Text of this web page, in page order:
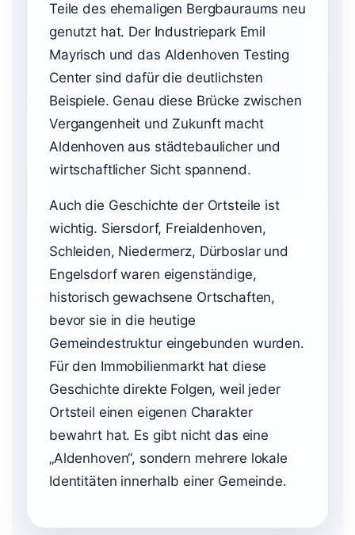
Teile des ehemaligen Bergbauraums neu
genutzt hat. Der Industriepark Emil
Mayrisch und das Aldenhoven Testing
Center sind dafür die deutlichsten
Beispiele. Genau diese Brücke zwischen
Vergangenheit und Zukunft macht
Aldenhoven aus städtebaulicher und
wirtschaftlicher Sicht spannend.
Auch die Geschichte der Ortsteile ist
wichtig. Siersdorf, Freialdenhoven,
Schleiden, Niedermerz, Dürboslar und
Engelsdorf waren eigenständige,
historisch gewachsene Ortschaften,
bevor sie in die heutige
Gemeindestruktur eingebunden wurden.
Für den Immobilienmarkt hat diese
Geschichte direkte Folgen, weil jeder
Ortsteil einen eigenen Charakter
bewahrt hat. Es gibt nicht das eine
„Aldenhoven“, sondern mehrere lokale
Identitäten innerhalb einer Gemeinde.